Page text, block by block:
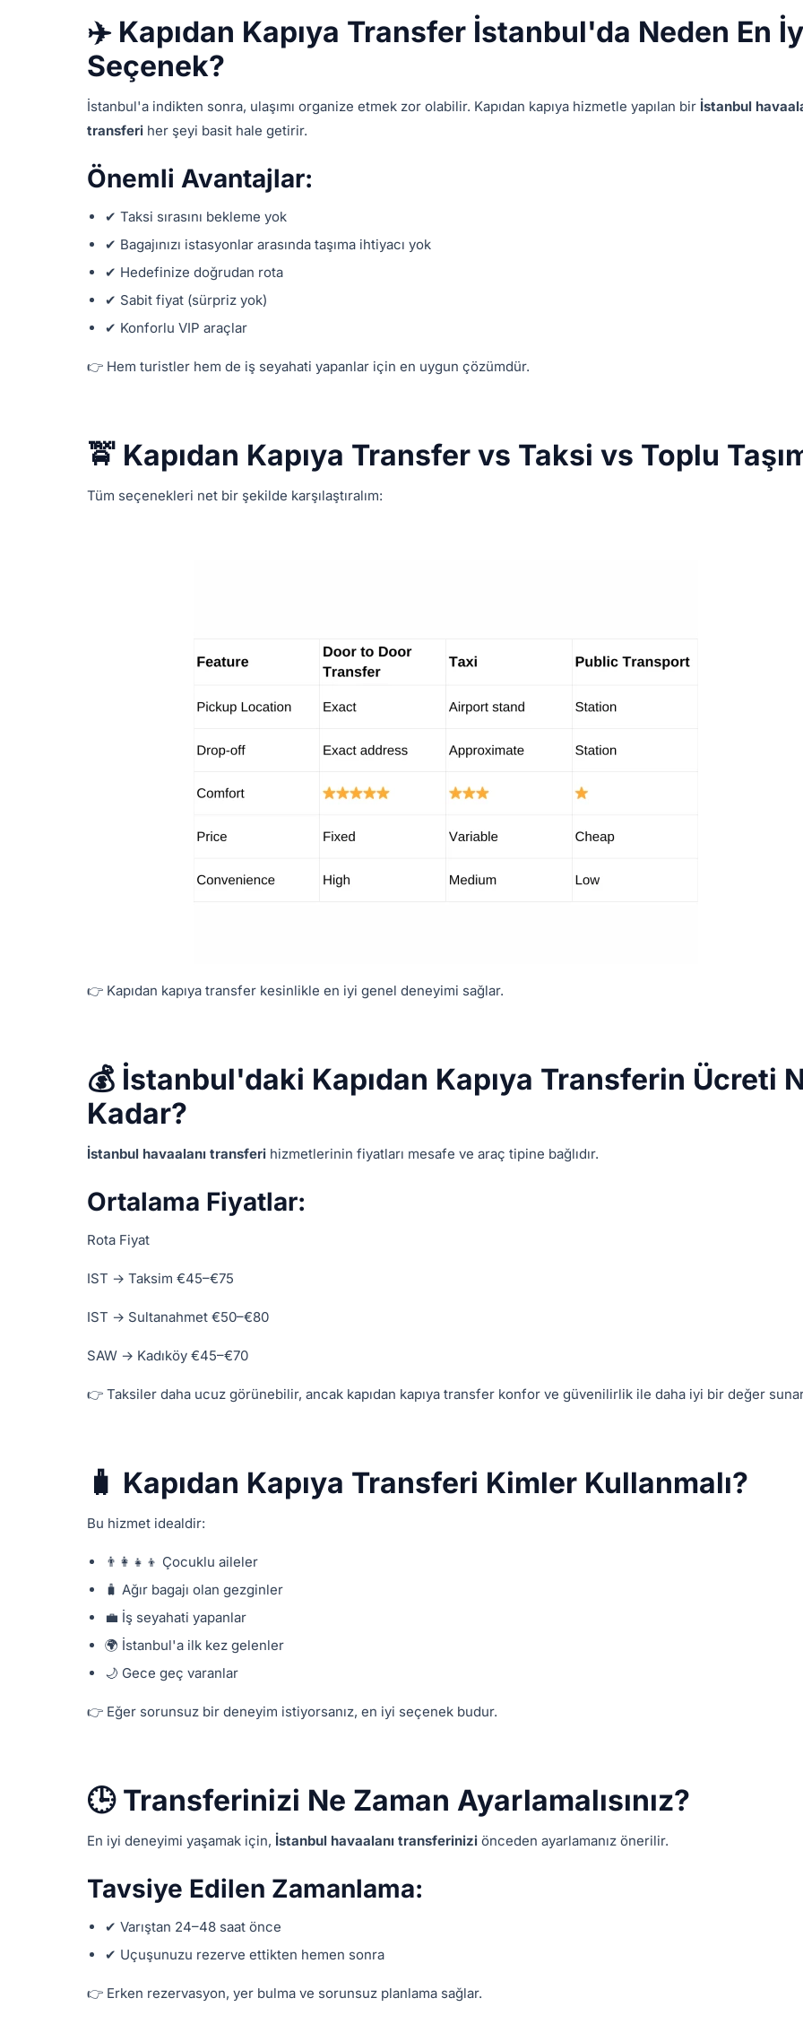
✈️ Kapıdan Kapıya Transfer İstanbul'da Neden En
Seçenek?
İstanbul'a indikten sonra, ulaşımı organize etmek zor olabilir. Kapıdan kapıya hizmetle yapılan bir İstanbul
transferi her şeyi basit hale getirir.
Önemli Avantajlar:
✔ Taksi sırasını bekleme yok
✔ Bagajınızı istasyonlar arasında taşıma ihtiyacı yok
✔ Hedefinize doğrudan rota
✔ Sabit fiyat (sürpriz yok)
✔ Konforlu VIP araçlar
👉 Hem turistler hem de iş seyahati yapanlar için en uygun çözümdür.
🚖 Kapıdan Kapıya Transfer vs Taksi vs Toplu
Tüm seçenekleri net bir şekilde karşılaştıralım:
👉 Kapıdan kapıya transfer kesinlikle en iyi genel deneyimi sağlar.
💰 İstanbul'daki Kapıdan Kapıya Transferin Ücreti
Kadar?
İstanbul havaalanı transferi hizmetlerinin fiyatları mesafe ve araç tipine bağlıdır.
Ortalama Fiyatlar:
Rota Fiyat
IST → Taksim €45–€75
IST → Sultanahmet €50–€80
SAW → Kadıköy €45–€70
👉 Taksiler daha ucuz görünebilir, ancak kapıdan kapıya transfer konfor ve güvenilirlik ile daha iyi bir değer
🧳 Kapıdan Kapıya Transferi Kimler Kullanmalı?
Bu hizmet idealdir:
👨‍👩‍👧‍👦 Çocuklu aileler
🧳 Ağır bagajı olan gezginler
💼 İş seyahati yapanlar
🌍 İstanbul'a ilk kez gelenler
🌙 Gece geç varanlar
👉 Eğer sorunsuz bir deneyim istiyorsanız, en iyi seçenek budur.
🕒 Transferinizi Ne Zaman Ayarlamalısınız?
En iyi deneyimi yaşamak için, İstanbul havaalanı transferinizi önceden ayarlamanız önerilir.
Tavsiye Edilen Zamanlama:
✔ Varıştan 24–48 saat önce
✔ Uçuşunuzu rezerve ettikten hemen sonra
👉 Erken rezervasyon, yer bulma ve sorunsuz planlama sağlar.